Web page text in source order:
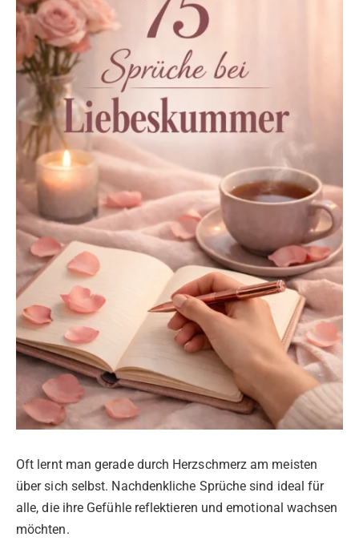
Oft lernt man gerade durch Herzschmerz am meisten
über sich selbst. Nachdenkliche Sprüche sind ideal für
alle, die ihre Gefühle reflektieren und emotional wachsen
möchten.